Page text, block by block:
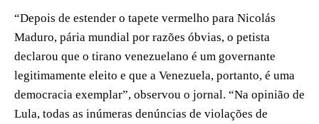
“Depois de estender o tapete vermelho para Nicolás
Maduro, pária mundial por razões óbvias, o petista
declarou que o tirano venezuelano é um governante
legitimamente eleito e que a Venezuela, portanto, é uma
democracia exemplar”, observou o jornal. “Na opinião de
Lula, todas as inúmeras denúncias de violações de